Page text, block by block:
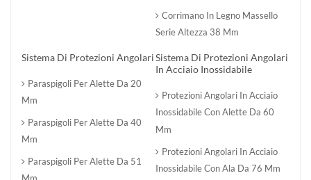
Corrimano In Legno Massello
Serie Altezza 38 Mm
Sistema Di Protezioni Angolari
Paraspigoli Per Alette Da 20
Mm
Paraspigoli Per Alette Da 40
Mm
Paraspigoli Per Alette Da 51
Sistema Di Protezioni Angolari
In Acciaio Inossidabile
Protezioni Angolari In Acciaio
Inossidabile Con Alette Da 60
Mm
Protezioni Angolari In Acciaio
Inossidabile Con Ala Da 76 Mm